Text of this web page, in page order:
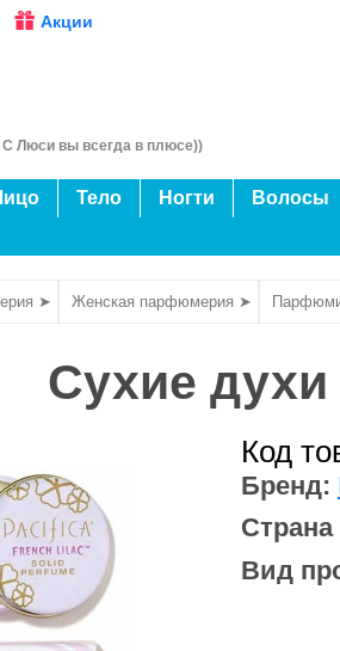
Акции
С Люси вы всегда в плюсе))
Тело Ногти
Волосы
➤ Женская парфюмерия ➤
Сухие духи
Код
Бренд:
Вид